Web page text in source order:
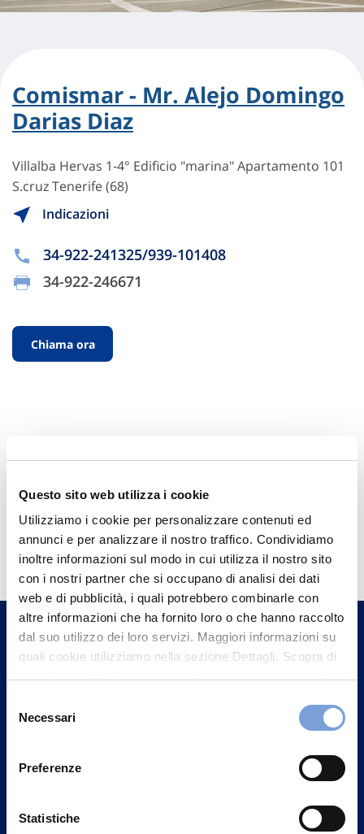
Questo sito web utilizza i cookie
Utilizziamo i cookie per personalizzare contenuti ed
annunci e per analizzare il nostro traffico. Condividiamo
inoltre informazioni sul modo in cui utilizza il nostro sito
con i nostri partner che si occupano di analisi dei dati
web e di pubblicità, i quali potrebbero combinarle con
altre informazioni che ha fornito loro o che hanno raccolto
dal suo utilizzo dei loro servizi. Maggiori informazioni su
quali cookie utilizziamo nella sezione Dettagli. Scopra di
può trovare nel footer del sito nella sezione "Informativa
delNecessari
Preferenze
Statistiche
Comismar - Mr. Alejo Domingo
Darias Diaz
Villalba Hervas 1-4° Edificio "marina" Apartamento 101
S.cruz Tenerife (68)
Indicazioni
34-922-241325/939-101408
34-922-246671
Chiama ora
Hai bisogno di
informazioni?
Trova l'Agenzia più vicina a te e parla con
un nostro Agente.
Contattaci